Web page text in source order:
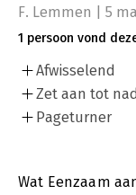
F. Lemmen | 5
1 persoon vond
Afwisselend
Zet aan tot
Pageturner
Wat Eenzaam